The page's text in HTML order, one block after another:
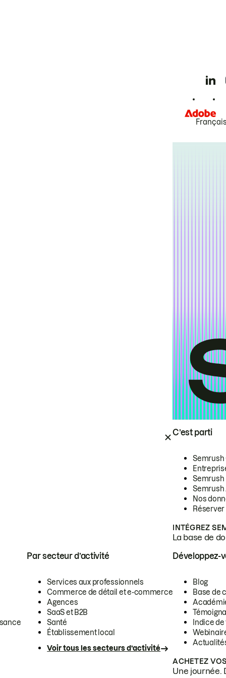
C’est parti
Semrush
Semrush
Semrush
Nos
INTÉGREZ
La base de
Par secteur d’activité
Services aux professionnels
Commerce de détail et e-commerce
Agences
SaaS et B2B
Santé
Établissement local
Voir tous les secteurs d’activité
Développez-
Blog
Base de
Indice
ACHETEZ
Une journée.